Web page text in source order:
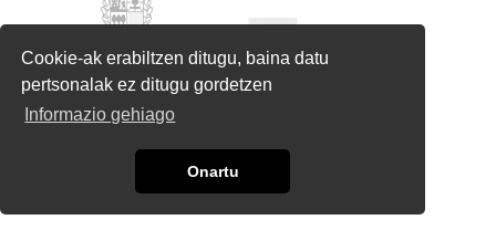
Cookie-ak erabiltzen ditugu, baina datu
pertsonalak ez ditugu gordetzen
Informazio gehiago
Onartu